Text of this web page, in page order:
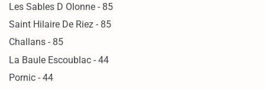
Les Sables D Olonne - 85
Saint Hilaire De Riez - 85
Challans - 85
La Baule Escoublac - 44
Pornic - 44